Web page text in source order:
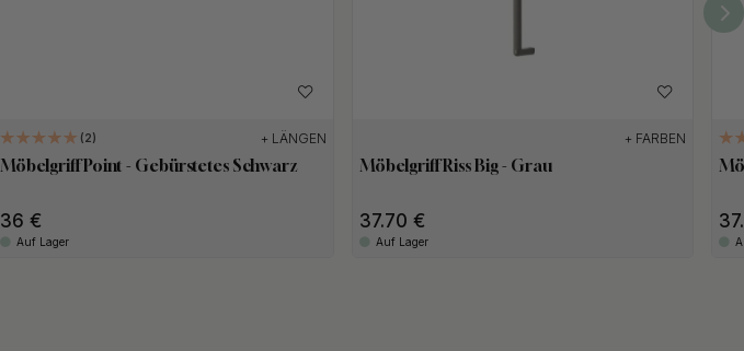
2 + LÄNGEN
Möbelgriff Point - Gebürstetes Schwarz
36
Auf Lager
+ FARBEN
Möbelgriff Riss Big - Grau
37.70
Auf Lager